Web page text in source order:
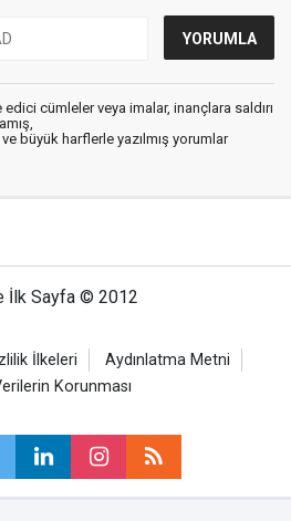
cümleler veya imalar, inançlara saldırı
büyük harflerle yazılmış yorumlar
İlk Sayfa © 2012
İlkeleri
Aydınlatma Metni
Korunması